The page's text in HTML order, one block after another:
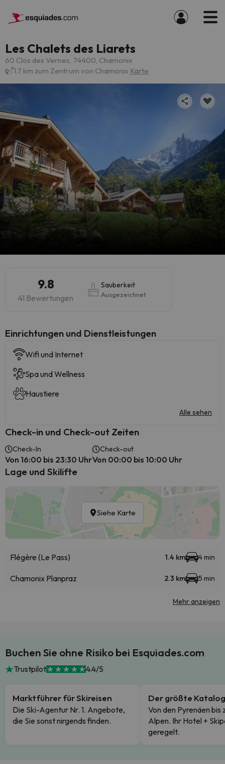
Les Chalets des Liarets
60 Clos des Vernes, 74400, Chamonix
1.7 km zum Zentrum von Chamonix Karte
9.8
41 Bewertungen
Sauberkeit
Ausgezeichnet
​Einrichtungen und Dienstleistungen
Wifi und Internet
Spa und Wellness
Haustiere
Alle sehen
Check-in und Check-out Zeiten
Check-In
Von 16:00 bis 23:30 Uhr
Check-out
Von 00:00 bis 10:00 Uhr
Lage und Skilifte
Siehe Karte
Flégère (Le Pass) 1.4 km 4 min
Chamonix Planpraz 2.3 km 5 min
Mehr anzeigen
Buchen Sie ohne Risiko bei Esquiades.com
Trustpilot 4.4/5
Marktführer für Skireisen
Die Ski-Agentur Nr. 1. Angebote,
die Sie sonst nirgends finden.
Der größte Katalog
Von den Pyrenäen bis
Alpen. Ihr Hotel +
geregelt.